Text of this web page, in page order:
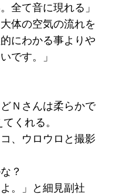
全て音に現れる」
体の空気の流れを
にわかる事よりや
です。」
Ｎさんは柔らかで
くれる。
、ウロウロと撮影
？
。」と細見副社